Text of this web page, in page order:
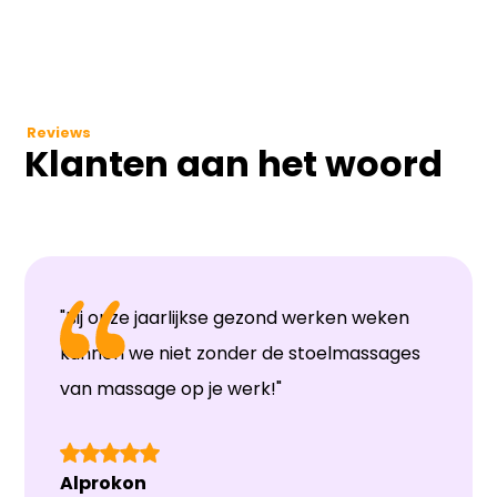
Reviews
Klanten aan het woord
"Bij onze jaarlijkse gezond werken weken
kunnen we niet zonder de stoelmassages
van massage op je werk!"
Alprokon